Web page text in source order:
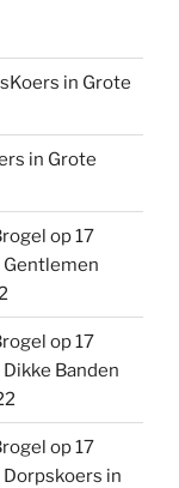
in Grote
in Grote
op 17
Gentlemen
op 17
Dikke Banden
op 17
Dorpskoers in